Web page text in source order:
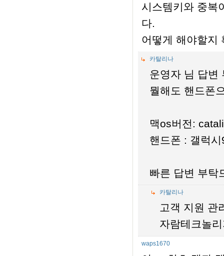
시스템키와 중복
다.
어떻게 해야할지
카탈리나
운영자 님 답변
뭘해도 핸드폰
맥os버전:
핸드폰 : 갤럭시
빠른 답변 부탁
카탈리나
고객 지원 관
자람테크놀
waps1670